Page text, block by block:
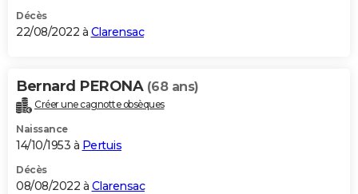
Décès
22/08/2022 à Clarensac
Bernard PERONA (68 ans)
Créer une cagnotte obsèques
Naissance
14/10/1953 à Pertuis
Décès
08/08/2022 à Clarensac